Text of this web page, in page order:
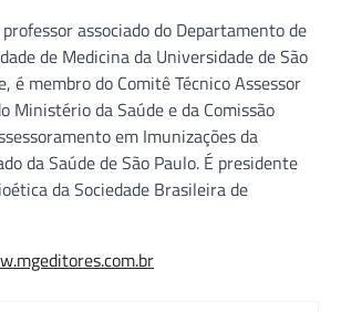
associado do Departamento de
de Medicina da Universidade de São
é membro do Comitê Técnico Assessor
Ministério da Saúde e da Comissão
em Imunizações da
da Saúde de São Paulo. É presidente
da Sociedade Brasileira de